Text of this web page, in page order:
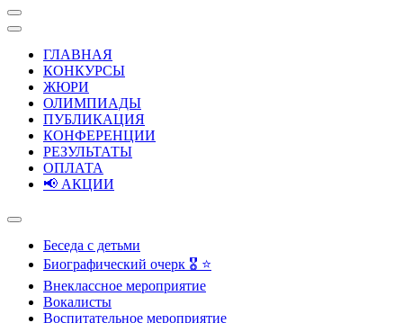
ГЛАВНАЯ
КОНКУРСЫ
ЖЮРИ
ОЛИМПИАДЫ
ПУБЛИКАЦИЯ
КОНФЕРЕНЦИИ
РЕЗУЛЬТАТЫ
ОПЛАТА
📢 АКЦИИ
Беседа с детьми
Биографический очерк 🎖️ ⭐
Внеклассное мероприятие
Вокалисты
Воспитательное мероприятие